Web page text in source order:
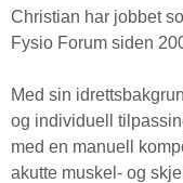
Christian har jobbet
Fysio Forum siden
Med sin
og individuell
med en manuell
akutte muskel- og